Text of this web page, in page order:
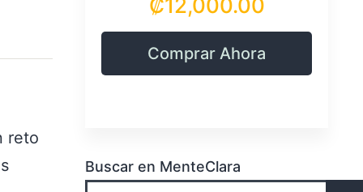
reto
₡12,000.00
Comprar Ahora
Buscar en MenteClara